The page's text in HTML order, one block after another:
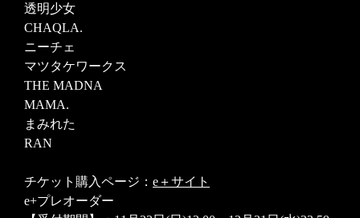
透明少女
CHAQLA.
ニーチェ
マツタケワークス
THE MADNA
MAMA.
まみれた
RAN
チケット購入ページ： e＋サイト
e+プレオーダー